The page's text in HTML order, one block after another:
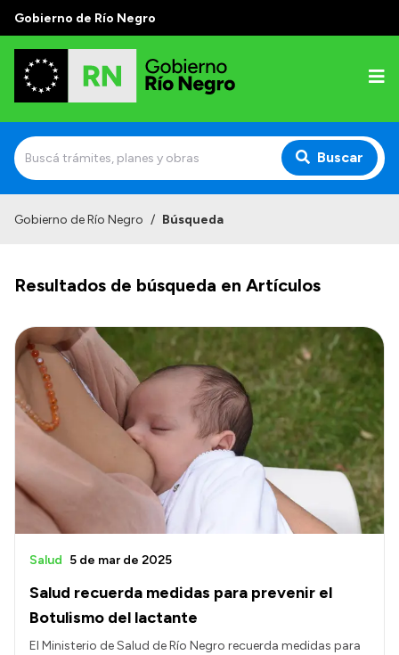
Gobierno de Río Negro
Buscar
Prensa
Autoridades y Organismos
Discursos en la Legislatura
Casa de Gobierno
Acerca de Río Negro
Geografía
Invertí en Río Negro
Transparencia
Presupuesto
Gobierno de Río Negro / Búsqueda
Resultados de búsqueda en Artículos
Salud recuerda medidas para prevenir el
Botulismo del lactante
Salud 5 de mar de 2025
El Ministerio de Salud de Río Negro recuerda medidas para